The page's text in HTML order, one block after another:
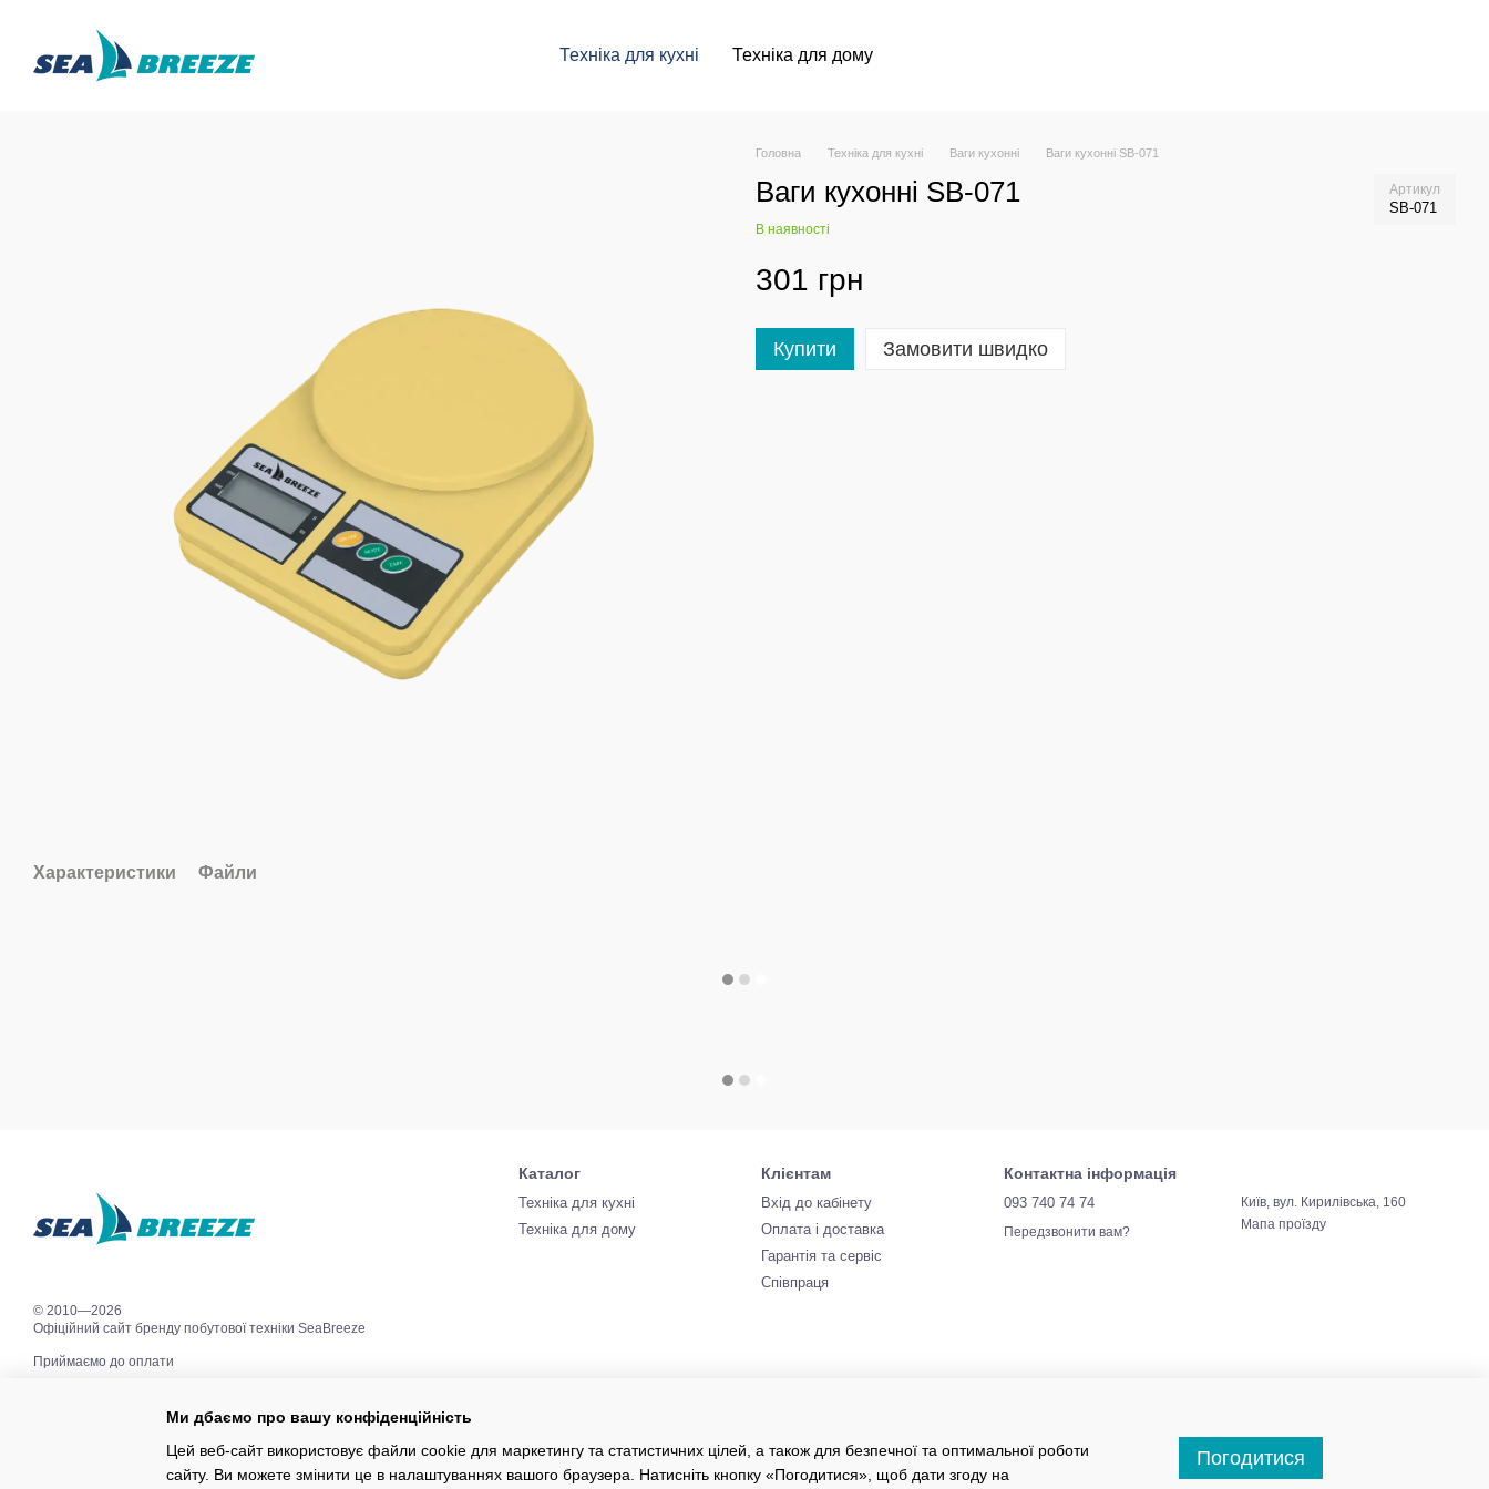
Техніка для кухні Техніка для дому
Головна Техніка для кухні Ваги кухонні Ваги кухонні SB-071
Ваги кухонні SB-071 Артикул
SB-071
В наявності
301 грн
Купити Замовити швидко
Характеристики Файли
© 2010—2026
Офіційний сайт бренду побутової техніки SeaBreeze
Приймаємо до оплати
Каталог
Техніка для кухні
Техніка для дому
Клієнтам
Вхід до кабінету
Оплата і доставка
Гарантія та сервіс
Співпраця
Контактна інформація
093 740 74 74
Передзвонити вам?
Київ, вул. Кирилівська, 160
Мапа проїзду
Ми дбаємо про вашу конфіденційність
Цей веб-сайт використовує файли cookie для маркетингу та статистичних цілей, а також для безпечної та оптимальної роботи
сайту. Ви можете змінити це в налаштуваннях вашого браузера. Натисніть кнопку «Погодитися», щоб дати згоду на
Погодитися